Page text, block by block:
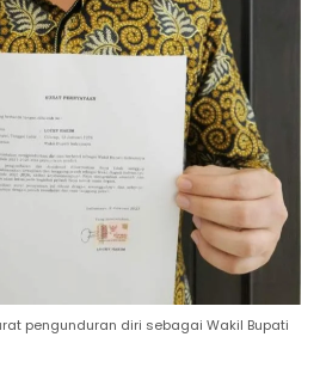
pengunduran diri sebagai Wakil Bupati